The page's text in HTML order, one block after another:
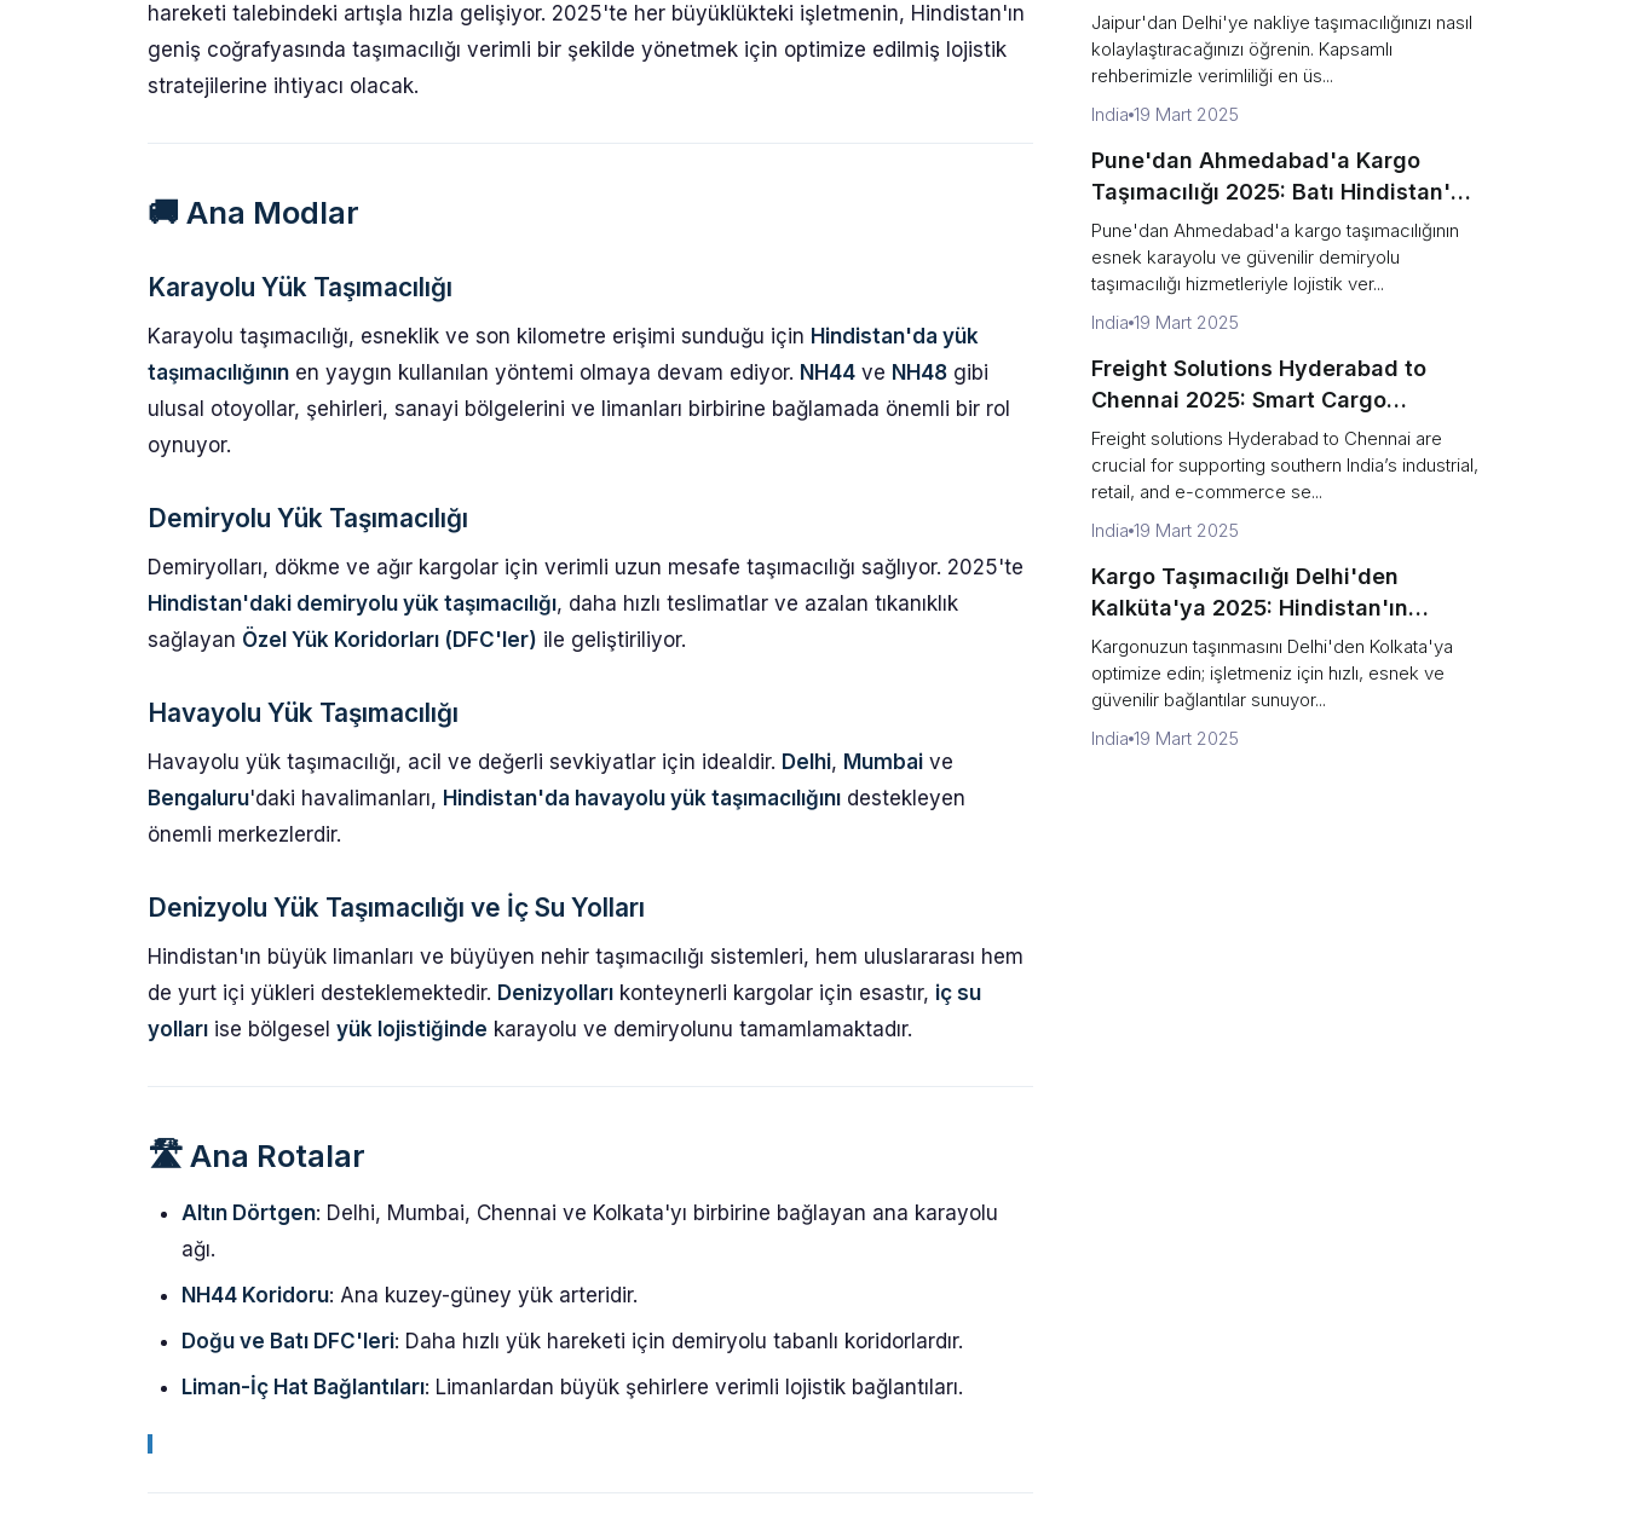
hareketi talebindeki artışla hızla gelişiyor. 2025'te her büyüklükteki işletmenin, Hindistan'ın
geniş coğrafyasında taşımacılığı verimli bir şekilde yönetmek için optimize edilmiş lojistik
stratejilerine ihtiyacı olacak.
🚚 Ana Modlar
Karayolu Yük Taşımacılığı
Karayolu taşımacılığı, esneklik ve son kilometre erişimi sunduğu için Hindistan'da yük
taşımacılığının en yaygın kullanılan yöntemi olmaya devam ediyor. NH44 ve NH48 gibi
ulusal otoyollar, şehirleri, sanayi bölgelerini ve limanları birbirine bağlamada önemli bir rol
oynuyor.
Demiryolu Yük Taşımacılığı
Demiryolları, dökme ve ağır kargolar için verimli uzun mesafe taşımacılığı sağlıyor. 2025'te
Hindistan'daki demiryolu yük taşımacılığı, daha hızlı teslimatlar ve azalan tıkanıklık
sağlayan Özel Yük Koridorları (DFC'ler) ile geliştiriliyor.
Havayolu Yük Taşımacılığı
Havayolu yük taşımacılığı, acil ve değerli sevkiyatlar için idealdir. Delhi, Mumbai ve
Bengaluru'daki havalimanları, Hindistan'da havayolu yük taşımacılığını destekleyen
önemli merkezlerdir.
Denizyolu Yük Taşımacılığı ve İç Su Yolları
Hindistan'ın büyük limanları ve büyüyen nehir taşımacılığı sistemleri, hem uluslararası hem
de yurt içi yükleri desteklemektedir. Denizyolları konteynerli kargolar için esastır, iç su
yolları ise bölgesel yük lojistiğinde karayolu ve demiryolunu tamamlamaktadır.
🛣️Ana Rotalar
Altın Dörtgen: Delhi, Mumbai, Chennai ve Kolkata'yı birbirine bağlayan ana karayolu
ağı.
NH44 Koridoru: Ana kuzey-güney yük arteridir.
Doğu ve Batı DFC'leri: Daha hızlı yük hareketi için demiryolu tabanlı koridorlardır.
Liman-İç Hat Bağlantıları: Limanlardan büyük şehirlere verimli lojistik bağlantıları.
Kargo Çözümleri
Jaipur'dan Delhi'ye nakliye taşımacılığınızı nasıl
kolaylaştıracağınızı öğrenin. Kapsamlı
rehberimizle verimliliği en üs...
India 19 Mart 2025
Pune'dan Ahmedabad'a Kargo
Taşımacılığı 2025: Batı Hindistan'da
Güvenilir Lojistik
Pune'dan Ahmedabad'a kargo taşımacılığının
esnek karayolu ve güvenilir demiryolu
taşımacılığı hizmetleriyle lojistik ver...
India 19 Mart 2025
Freight Solutions Hyderabad to
Chennai 2025: Smart Cargo
Delivery Guide
Freight solutions Hyderabad to Chennai are
crucial for supporting southern India’s industrial,
retail, and e-commerce se...
India 19 Mart 2025
Kargo Taşımacılığı Delhi'den
Kalküta'ya 2025: Hindistan'ın
Kalbinde Verimli Teslimat
Kargonuzun taşınmasını Delhi'den Kolkata'ya
optimize edin; işletmeniz için hızlı, esnek ve
güvenilir bağlantılar sunuyor...
India 19 Mart 2025